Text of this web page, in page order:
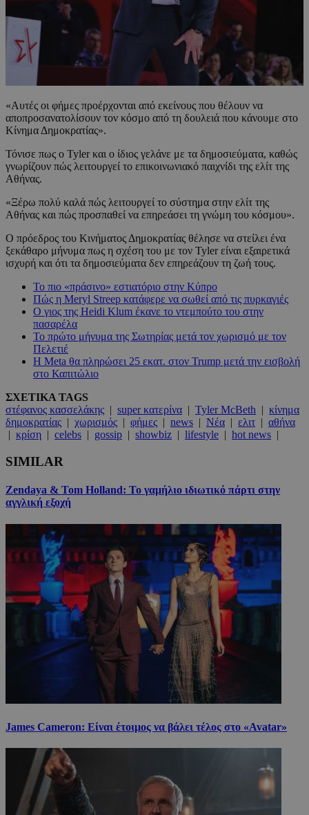
«Αυτές οι φήμες προέρχονται από εκείνους που θέλουν να
αποπροσανατολίσουν τον κόσμο από τη δουλειά που κάνουμε στο
Κίνημα Δημοκρατίας».
Τόνισε πως ο Tyler και ο ίδιος γελάνε με τα δημοσιεύματα, καθώς
γνωρίζουν πώς λειτουργεί το επικοινωνιακό παιχνίδι της ελίτ της
Αθήνας.
«Ξέρω πολύ καλά πώς λειτουργεί το σύστημα στην ελίτ της
Αθήνας και πώς προσπαθεί να επηρεάσει τη γνώμη του κόσμου».
Ο πρόεδρος του Κινήματος Δημοκρατίας θέλησε να στείλει ένα
ξεκάθαρο μήνυμα πως η σχέση του με τον Tyler είναι εξαιρετικά
ισχυρή και ότι τα δημοσιεύματα δεν επηρεάζουν τη ζωή τους.
Το πιο «πράσινο» εστιατόριο στην Κύπρο
Πώς η Meryl Streep κατάφερε να σωθεί από τις πυρκαγιές
Ο γιος της Heidi Klum έκανε το ντεμπούτο του στην
πασαρέλα
Το πρώτο μήνυμα της Σωτηρίας μετά τον χωρισμό με τον
Πελετιέ
Η Meta θα πληρώσει 25 εκατ. στον Trump μετά την εισβολή
στο Καπιτώλιο
ΣΧΕΤΙΚΑ TAGS
στέφανος κασσελάκης | super κατερίνα | Tyler McBeth | κίνημα
δημοκρατίας | χωρισμός | φήμες | news | Νέα | ελιτ | αθήνα
| κρίση | celebs | gossip | showbiz | lifestyle | hot news |
SIMILAR
Zendaya & Tom Holland: Το γαμήλιο ιδιωτικό πάρτι στην
αγγλική εξοχή
James Cameron: Είναι έτοιμος να βάλει τέλος στο «Avatar»